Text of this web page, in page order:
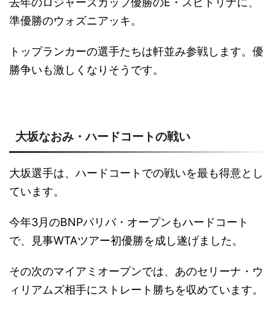
準優勝のウォズニアッキ。
トップランカーの選手たちは軒並み参戦します。優
勝争いも激しくなりそうです。
大坂なおみ・ハードコートの戦い
大坂選手は、ハードコートでの戦いを最も得意とし
ています。
今年3月のBNPパリバ・オープンもハードコート
で、見事WTAツアー初優勝を成し遂げました。
その次のマイアミオープンでは、あのセリーナ・ウ
ィリアムズ相手にストレート勝ちを収めています。